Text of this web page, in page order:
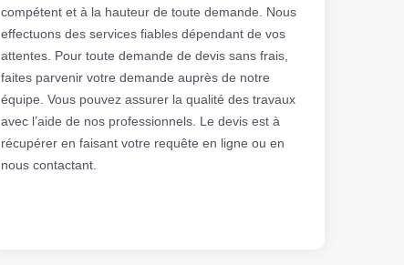
compétent et à la hauteur de toute demande. Nous
effectuons des services fiables dépendant de vos
attentes. Pour toute demande de devis sans frais,
faites parvenir votre demande auprès de notre
équipe. Vous pouvez assurer la qualité des travaux
avec l’aide de nos professionnels. Le devis est à
récupérer en faisant votre requête en ligne ou en
nous contactant.